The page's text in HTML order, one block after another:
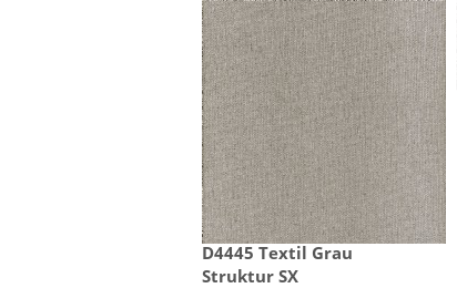
D4445 Textil Grau
Struktur SX